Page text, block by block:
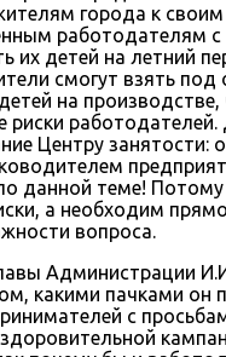
города к своим
работодателям с
их детей на летний
смогут взять под
на
риски
Центру занятости:
данной теме! Потому
а необходим
вопроса.
Администрации
какими пачками он
с